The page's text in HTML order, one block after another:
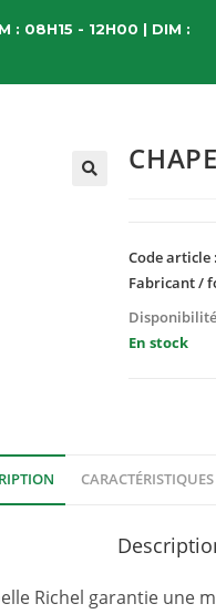
: 08H15 - 12H00 | DIM :
Code
Fabricant /
En stock
CARACTÉRISTIQUES
Richel garantie